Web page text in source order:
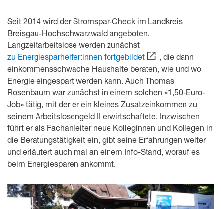
Seit 2014 wird der Stromspar-Check im Landkreis
Breisgau-Hochschwarzwald angeboten.
Langzeitarbeitslose werden zunächst
zu Energiesparhelfer:innen fortgebildet
, die dann
einkommensschwache Haushalte beraten, wie und wo
Energie eingespart werden kann. Auch Thomas
Rosenbaum war zunächst in einem solchen «1,50-Euro-
Job» tätig, mit der er ein kleines Zusatzeinkommen zu
seinem Arbeitslosengeld II erwirtschaftete. Inzwischen
führt er als Fachanleiter neue Kolleginnen und Kollegen in
die Beratungstätigkeit ein, gibt seine Erfahrungen weiter
und erläutert auch mal an einem Info-Stand, worauf es
beim Energiesparen ankommt.